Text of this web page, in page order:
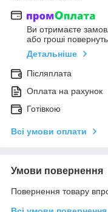
Ви отримаєте
або гроші
Детальніше
Післяплата
Оплата на рахунок
Готівкою
Всі умови оплати
Умови повернення
Повернення товару